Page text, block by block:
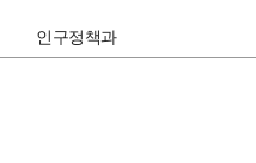
인구정책과